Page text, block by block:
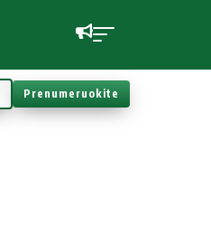
Prenumeruokite